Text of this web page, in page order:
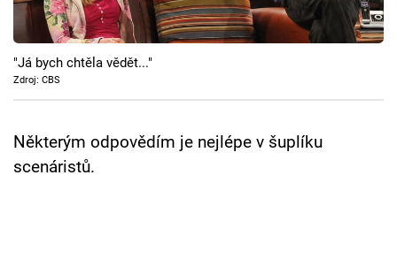
Cool Esport
Pořady
Sledujte prima+
"Já bych chtěla vědět..."
Zdroj: CBS
Některým odpovědím je nejlépe v šuplíku
scenáristů.